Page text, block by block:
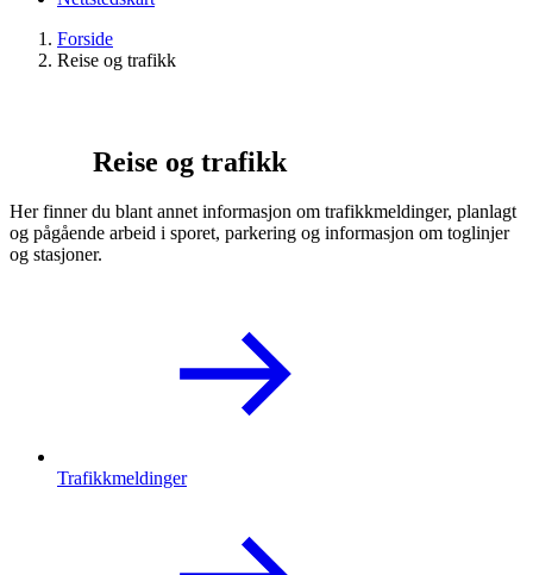
Forside
Reise og trafikk
Reise og trafikk
Her finner du blant annet informasjon om trafikkmeldinger, planlagt
og pågående arbeid i sporet, parkering og informasjon om toglinjer
og stasjoner.
Trafikkmeldinger